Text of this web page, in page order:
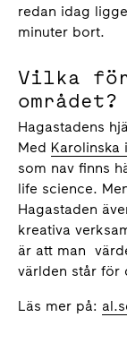
redan idag
minuter bort.
Vilka
området?
Hagastadens
Med Karolinska
som nav finns
life science.
Hagastaden
kreativa
är att man
världen står för
Läs mer på: